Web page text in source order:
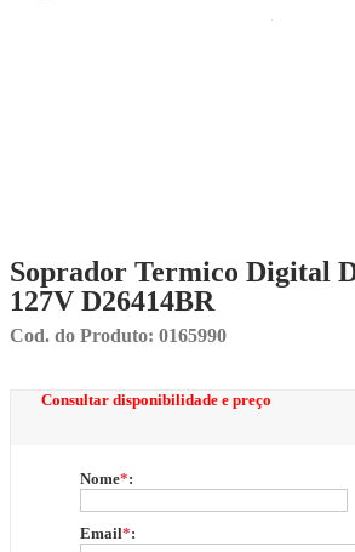
Soprador Termico Digital
127V D26414BR
Cod. do Produto: 0165990
Consultar disponibilidade e preço
Nome*:
Email*: